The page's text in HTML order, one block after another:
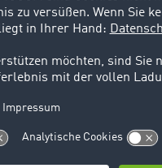
oder
und Kontrolle aller
sind...
Gebäude oder